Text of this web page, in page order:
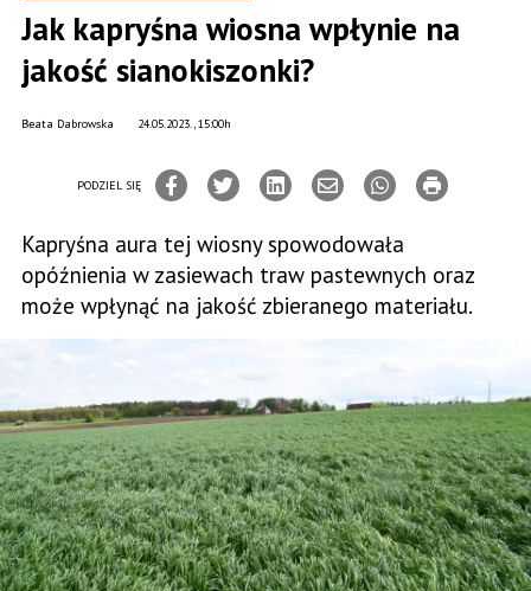
Jak kapryśna wiosna wpłynie na
jakość sianokiszonki?
24.05.2023., 15:00h
Beata Dabrowska
PODZIEL SIĘ
Kapryśna aura tej wiosny spowodowała
opóźnienia w zasiewach traw pastewnych oraz
może wpłynąć na jakość zbieranego materiału.